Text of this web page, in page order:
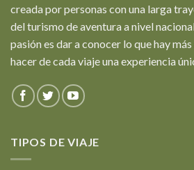
creada por personas con una larga
del turismo de aventura a nivel
pasión es dar a conocer lo que hay
hacer de cada viaje una experiencia
TIPOS DE VIAJE